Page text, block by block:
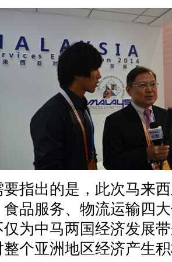
出的是，此次马来西
品服务、物流运输四
为中马两国经济发展
个亚洲地区经济产生